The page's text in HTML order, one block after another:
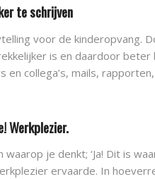
te schrijven
voor de kinderopvang.
is en daardoor beter
en collega’s, mails,
Werkplezier.
je denkt; ‘Ja! Dit is
ervaarde. In